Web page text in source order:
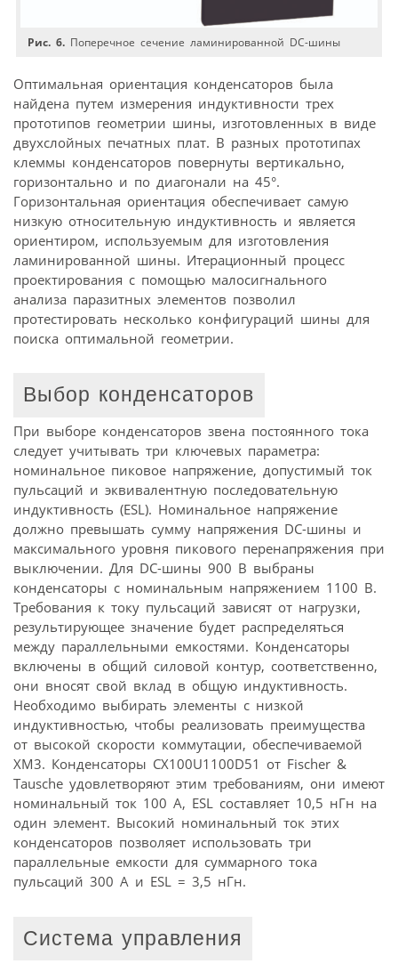
Рис. 6. Поперечное сечение ламинированной DC-шины
Оптимальная ориентация конденсаторов была
найдена путем измерения индуктивности трех
прототипов геометрии шины, изготовленных в виде
двухслойных печатных плат. В разных прототипах
клеммы конденсаторов повернуты вертикально,
горизонтально и по диагонали на 45°.
Горизонтальная ориентация обеспечивает самую
низкую относительную индуктивность и является
ориентиром, используемым для изготовления
ламинированной шины. Итерационный процесс
проектирования с помощью малосигнального
анализа паразитных элементов позволил
протестировать несколько конфигураций шины для
поиска оптимальной геометрии.
Выбор конденсаторов
При выборе конденсаторов звена постоянного тока
следует учитывать три ключевых параметра:
номинальное пиковое напряжение, допустимый ток
пульсаций и эквивалентную последовательную
индуктивность (ESL). Номинальное напряжение
должно превышать сумму напряжения DC-шины и
максимального уровня пикового перенапряжения при
выключении. Для DC-шины 900 В выбраны
конденсаторы с номинальным напряжением 1100 В.
Требования к току пульсаций зависят от нагрузки,
результирующее значение будет распределяться
между параллельными емкостями. Конденсаторы
включены в общий силовой контур, соответственно,
они вносят свой вклад в общую индуктивность.
Необходимо выбирать элементы с низкой
индуктивностью, чтобы реализовать преимущества
от высокой скорости коммутации, обеспечиваемой
XM3. Конденсаторы CX100U1100D51 от Fischer &
Tausche удовлетворяют этим требованиям, они имеют
номинальный ток 100 А, ESL составляет 10,5 нГн на
один элемент. Высокий номинальный ток этих
конденсаторов позволяет использовать три
параллельные емкости для суммарного тока
пульсаций 300 А и ESL = 3,5 нГн.
Система управления